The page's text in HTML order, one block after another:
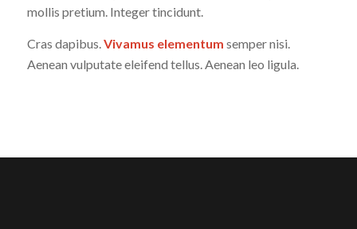
mollis pretium. Integer tincidunt.
Cras dapibus.Vivamus elementum semper nisi.
Aenean vulputate eleifend tellus. Aenean leo ligula.